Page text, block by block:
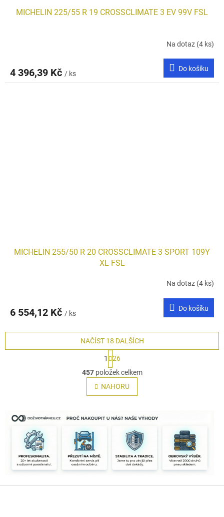
MICHELIN 225/55 R 19 CROSSCLIMATE 3 EV 99V FSL
Na dotaz (4 ks)
4 396,39 Kč / ks
Do košíku
MICHELIN 255/50 R 20 CROSSCLIMATE 3 SPORT 109Y
XL FSL
Na dotaz (4 ks)
6 554,12 Kč / ks
Do košíku
O
v
l
á
a
k
NAČÍST 18 DALŠÍCH
S
t
r
á
n
k
á
1
26
457položek celkem
NAHORU